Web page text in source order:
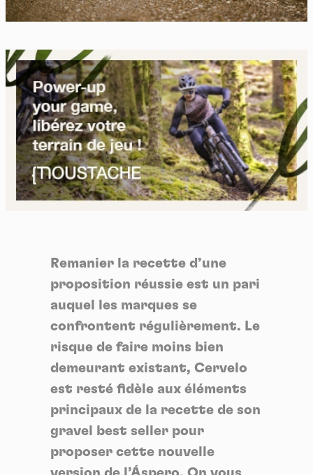
Remanier la recette d’une
proposition réussie est un pari
auquel les marques se
confrontent régulièrement. Le
risque de faire moins bien
demeurant existant, Cervelo
est resté fidèle aux éléments
principaux de la recette de son
gravel best seller pour
proposer cette nouvelle